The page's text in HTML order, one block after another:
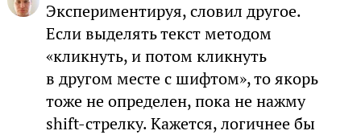
Экспериментируя, словил другое.
Если выделять текст методом
«кликнуть, и потом кликнуть
в другом месте с шифтом», то якорь
тоже не определен, пока не нажму
shift-стрелку. Кажется, логичнее бы